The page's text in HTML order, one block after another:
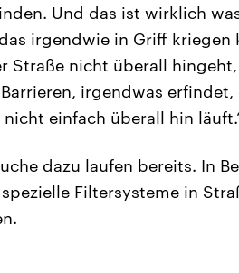
Und das ist wirklich
irgendwie in Griff
Straße nicht überall
irgendwas
nicht einfach überall hin
dazu laufen bereits. In
Filtersysteme in